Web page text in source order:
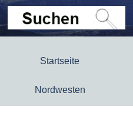
Startseite
Nordwesten